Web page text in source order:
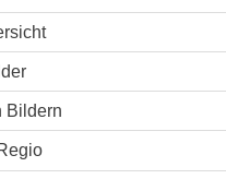
Bildern